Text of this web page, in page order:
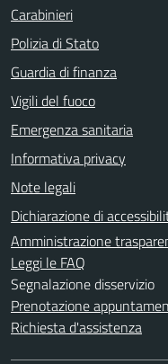
Carabinieri
Polizia di Stato
Guardia di finanza
Vigili del fuoco
Emergenza sanitaria
Informativa privacy
Note legali
Dichiarazione di
Amministrazione
Leggi le FAQ
Segnalazione disservizio
Prenotazione
Richiesta d'assistenza